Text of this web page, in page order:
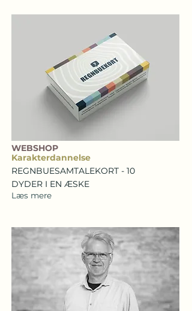
WEBSHOP
Karakterdannelse
REGNBUESAMTALEKORT - 10
DYDER I EN ÆSKE
Læs mere